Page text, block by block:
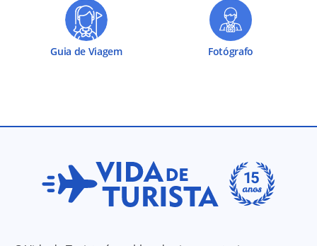
Guia de Viagem Fotógrafo